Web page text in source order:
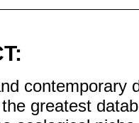
contemporary
greatest